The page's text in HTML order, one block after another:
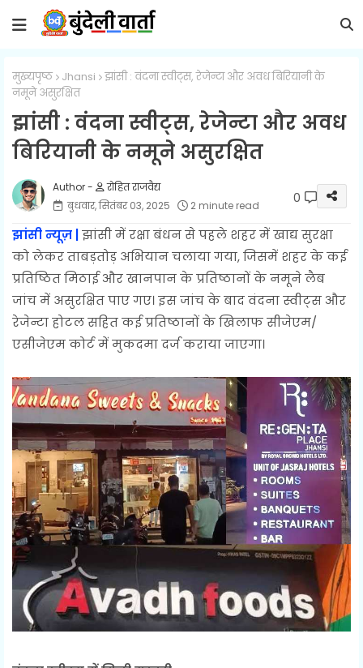
मुख्यपृष्ठ Jhansi
झांसी : वंदना स्वीट्स, रेजेन्टा और अवध बिरियानी के
नमूने असुरक्षित
झांसी : वंदना स्वीट्स, रेजेन्टा और अवध
बिरियानी के नमूने असुरक्षित
रोहित राजवैद्य
बुधवार, सितंबर 03, 2025
2 minute read 0
झांसी न्यूज़ | झांसी में रक्षा बंधन से पहले शहर में खाद्य सुरक्षा
को लेकर ताबड़तोड़ अभियान चलाया गया, जिसमें शहर के कई
प्रतिष्ठित मिठाई और खानपान के प्रतिष्ठानों के नमूने लैब
जांच में असुरक्षित पाए गए। इस जांच के बाद वंदना स्वीट्स और
रेजेन्टा होटल सहित कई प्रतिष्ठानों के खिलाफ सीजेएम/
एसीजेएम कोर्ट में मुकदमा दर्ज कराया जाएगा।